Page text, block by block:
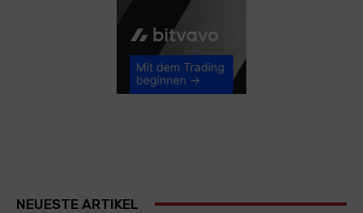
NEUESTE ARTIKEL